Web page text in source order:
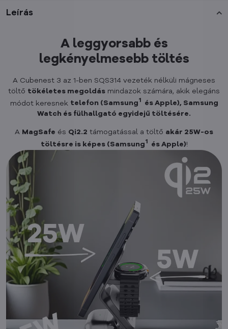
Leírás
A leggyorsabb és
legkényelmesebb töltés
A Cubenest 3 az 1-ben SQS314 vezeték nélküli mágneses
töltő tökéletes megoldás mindazok számára, akik elegáns
módot keresnek telefon (Samsung1
és Apple), Samsung
Watch és fülhallgató egyidejű töltésére.
A MagSafe és Qi2.2 támogatással a töltő akár 25W-os
töltésre is képes (Samsung1 és Apple)!